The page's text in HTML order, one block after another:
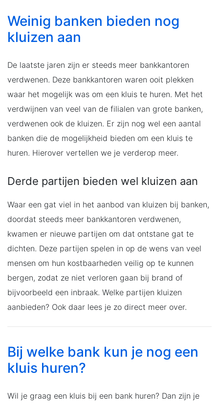
Weinig banken bieden nog
kluizen aan
De laatste jaren zijn er steeds meer bankkantoren
verdwenen. Deze bankkantoren waren ooit plekken
waar het mogelijk was om een kluis te huren. Met het
verdwijnen van veel van de filialen van grote banken,
verdwenen ook de kluizen. Er zijn nog wel een aantal
banken die de mogelijkheid bieden om een kluis te
huren. Hierover vertellen we je verderop meer.
Derde partijen bieden wel kluizen aan
Waar een gat viel in het aanbod van kluizen bij banken,
doordat steeds meer bankkantoren verdwenen,
kwamen er nieuwe partijen om dat ontstane gat te
dichten. Deze partijen spelen in op de wens van veel
mensen om hun kostbaarheden veilig op te kunnen
bergen, zodat ze niet verloren gaan bij brand of
bijvoorbeeld een inbraak. Welke partijen kluizen
aanbieden? Ook daar lees je zo direct meer over.
Bij welke bank kun je nog een
kluis huren?
Wil je graag een kluis bij een bank huren? Dan zijn je